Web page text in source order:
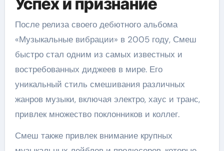
После релиза своего дебютного альбома
«Музыкальные вибрации» в 2005 году, Смеш
быстро стал одним из самых известных и
востребованных диджеев в мире. Его
уникальный стиль смешивания различных
жанров музыки, включая электро, хаус и транс,
привлек множество поклонников и коллег.
Смеш также привлек внимание крупных